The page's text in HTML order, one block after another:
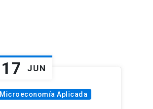
17 JUN
Microeconomía Aplicada